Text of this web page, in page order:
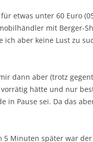
etwas unter 60 Euro
mit Berger-
ich aber keine Lust zu
dann aber (trotz
hätte und nur
in Pause sei. Da das
5 Minuten später war